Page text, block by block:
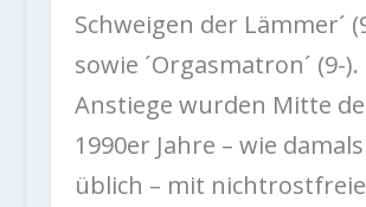
Schweigen der Lämmer´
sowie ´Orgasmatron´ (9-).
Anstiege wurden Mitte
1990er Jahre – wie
üblich – mit